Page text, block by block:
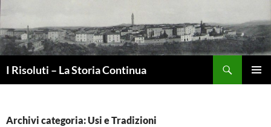
Vai
contenuto
I Risoluti – La Storia Continua
Archivi categoria: Usi e Tradizioni